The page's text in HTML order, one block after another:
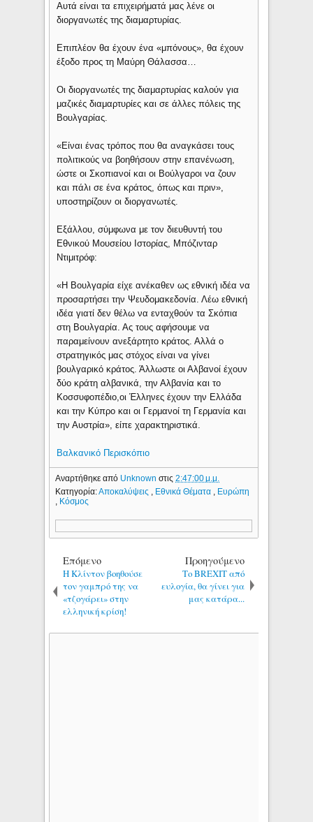
Αυτά είναι τα επιχειρήματά μας λένε οι
διοργανωτές της διαμαρτυρίας.
Επιπλέον θα έχουν ένα «μπόνους», θα έχουν
έξοδο προς τη Μαύρη Θάλασσα…
Οι διοργανωτές της διαμαρτυρίας καλούν για
μαζικές διαμαρτυρίες και σε άλλες πόλεις της
Βουλγαρίας.
«Είναι ένας τρόπος που θα αναγκάσει τους
πολιτικούς να βοηθήσουν στην επανένωση,
ώστε οι Σκοπιανοί και οι Βούλγαροι να ζουν
και πάλι σε ένα κράτος, όπως και πριν»,
υποστηρίζουν οι διοργανωτές.
Εξάλλου, σύμφωνα με τον διευθυντή του
Εθνικού Μουσείου Ιστορίας, Μπόζινταρ
Ντιμιτρόφ:
«Η Βουλγαρία είχε ανέκαθεν ως εθνική ιδέα να
προσαρτήσει την Ψευδομακεδονία. Λέω εθνική
ιδέα γιατί δεν θέλω να ενταχθούν τα Σκόπια
στη Βουλγαρία. Ας τους αφήσουμε να
παραμείνουν ανεξάρτητο κράτος. Αλλά ο
στρατηγικός μας στόχος είναι να γίνει
βουλγαρικό κράτος. Άλλωστε οι Αλβανοί έχουν
δύο κράτη αλβανικά, την Αλβανία και το
Κοσσυφοπέδιο,οι Έλληνες έχουν την Ελλάδα
και την Κύπρο και οι Γερμανοί τη Γερμανία και
την Αυστρία», είπε χαρακτηριστικά.
Βαλκανικό Περισκόπιο
Αναρτήθηκε από Unknownστις2:47:00 μ.μ.
Κατηγορία:Αποκαλύψεις , Εθνικά Θέματα , Ευρώπη
, Κόσμος
Επόμενο
Η Κλίντον βοηθούσε
τον γαμπρό της να
«τζογάρει» στην
ελληνική κρίση!
Προηγούμενο
Το BREXIT από
ευλογία, θα γίνει για
μας κατάρα...